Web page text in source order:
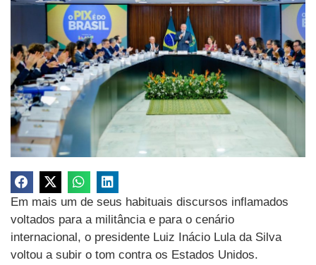
Em mais um de seus habituais discursos inflamados
voltados para a militância e para o cenário
internacional, o presidente Luiz Inácio Lula da Silva
voltou a subir o tom contra os Estados Unidos.